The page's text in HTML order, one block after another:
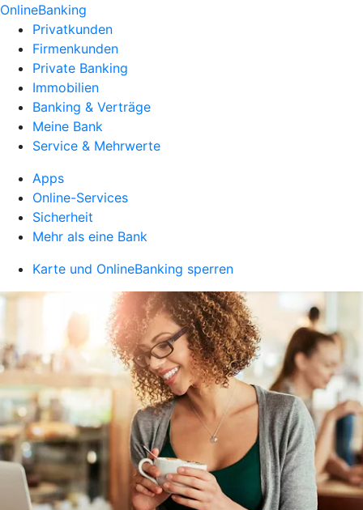
OnlineBanking
Privatkunden
Firmenkunden
Private Banking
Immobilien
Banking & Verträge
Meine Bank
Service & Mehrwerte
Apps
Online-Services
Sicherheit
Mehr als eine Bank
Karte und OnlineBanking sperren